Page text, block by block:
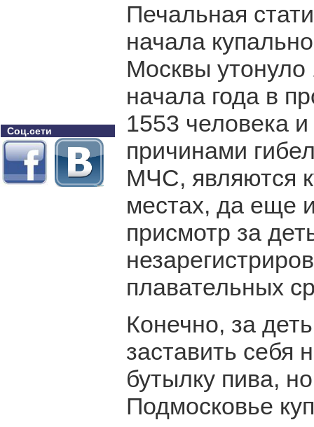
Соц.сети
Печальная
начала
Москвы утонуло
начала года в
1553 человека
причинами
МЧС, являются
местах, да еще
присмотр за
плавательных
Конечно, за
заставить себя
бутылку пива,
Подмосковье